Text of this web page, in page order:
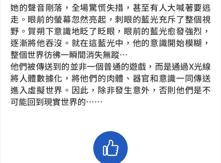
她的聲音剛落，全場驚慌失措，甚至有人大喊著要逃
走。眼前的螢幕忽然亮起，刺眼的藍光充斥了整個視
野。賀朔下意識地眨了眨眼，眼前的藍光愈發強烈，
逐漸將他吞沒。就在這藍光中，他的意識開始模糊，
整個世界彷彿一瞬間消失無蹤…
他們被傳送到的並非一個普通的遊戲，而是通過X光線
將人體數據化，將他們的肉體、器官和意識一同傳送
進入虛擬世界。因此，除非發生意外，否則他們是不
可能回到現實世界的……